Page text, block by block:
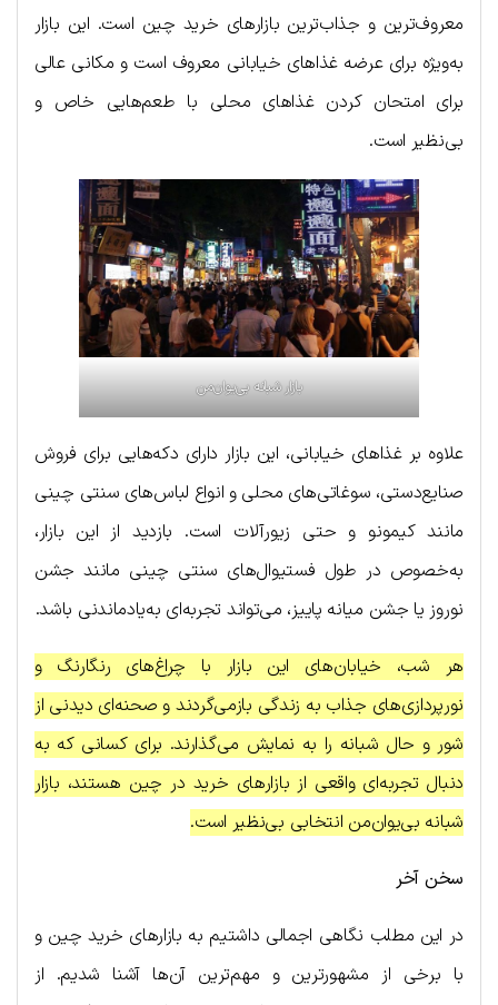
معروف‌ترین و جذاب‌ترین بازارهای خرید چین است. این بازار
به‌ویژه برای عرضه غذاهای خیابانی معروف است و مکانی عالی
برای امتحان کردن غذاهای محلی با طعم‌هایی خاص و
بی‌نظیر است.
بازار شبانه بی‌یوان‌من
علاوه بر غذاهای خیابانی، این بازار دارای دکه‌هایی برای فروش
صنایع‌دستی، سوغاتی‌های محلی و انواع لباس‌های سنتی چینی
مانند کیمونو و حتی زیورآلات است. بازدید از این بازار،
به‌خصوص در طول فستیوال‌های سنتی چینی مانند جشن
نوروز یا جشن میانه پاییز، می‌تواند تجربه‌ای به‌یادماندنی باشد.
هر شب، خیابان‌های این بازار با چراغ‌های رنگارنگ و
نورپردازی‌های جذاب به زندگی بازمی‌گردند و صحنه‌ای دیدنی از
شور و حال شبانه را به نمایش می‌گذارند. برای کسانی که به
دنبال تجربه‌ای واقعی از بازارهای خرید در چین هستند، بازار
شبانه بی‌یوان‌من انتخابی بی‌نظیر است.
سخن آخر
در این مطلب نگاهی اجمالی داشتیم به بازارهای خرید چین و
با برخی از مشهورترین و مهم‌ترین آن‌ها آشنا شدیم. از